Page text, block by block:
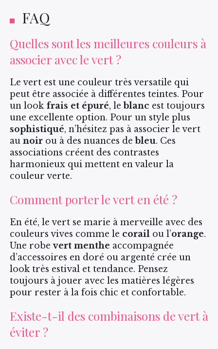
FAQ
Quelles sont les meilleures couleurs à
associer avec le vert ?
Le vert est une couleur très versatile qui
peut être associée à différentes teintes. Pour
un look frais et épuré, le blanc est toujours
une excellente option. Pour un style plus
sophistiqué, n’hésitez pas à associer le vert
au noir ou à des nuances de bleu. Ces
associations créent des contrastes
harmonieux qui mettent en valeur la
couleur verte.
Comment porter le vert en été ?
En été, le vert se marie à merveille avec des
couleurs vives comme le corail ou l’orange.
Une robevert menthe accompagnée
d’accessoires en doré ou argenté crée un
look très estival et tendance. Pensez
toujours à jouer avec les matières légères
pour rester à la fois chic et confortable.
Existe-t-il des combinaisons de vert à
éviter ?